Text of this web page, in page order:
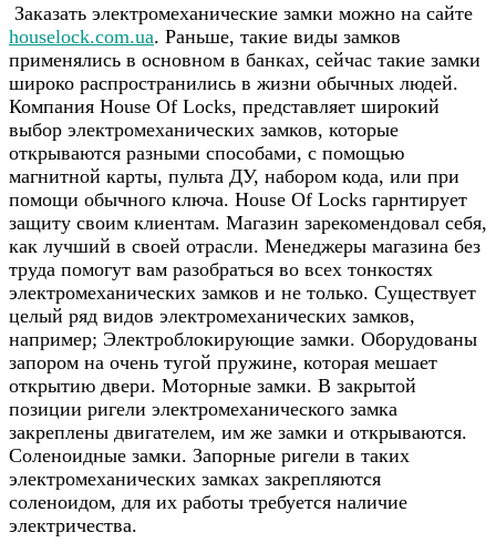
Заказать электромеханические замки можно на сайте
houselock.com.ua. Раньше, такие виды замков
применялись в основном в банках, сейчас такие замки
широко распространились в жизни обычных людей.
Компания House Of Locks, представляет широкий
выбор электромеханических замков, которые
открываются разными способами, с помощью
магнитной карты, пульта ДУ, набором кода, или при
помощи обычного ключа. Housе Of Locks гарнтирует
защиту своим клиентам. Магазин зарекомендовал себя,
как лучший в своей отрасли. Менеджеры магазина без
труда помогут вам разобраться во всех тонкостях
электромеханических замков и не только. Существует
целый ряд видов электромеханических замков,
например; Электроблокирующие замки. Оборудованы
запором на очень тугой пружине, которая мешает
открытию двери. Моторные замки. В закрытой
позиции ригели электромеханического замка
закреплены двигателем, им же замки и открываются.
Соленоидные замки. Запорные ригели в таких
электромеханических замках закрепляются
соленоидом, для их работы требуется наличие
электричества.